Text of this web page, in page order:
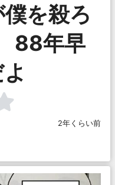
を殺ろ
年早
2年くらい前